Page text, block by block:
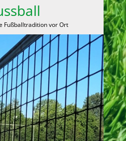
Fußballtradition vor Ort